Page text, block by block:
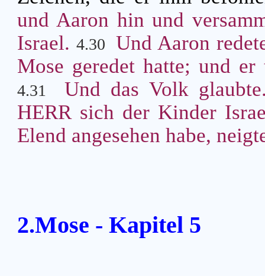
und Aaron hin und
Israel.4.30
Und Aaron
Mose geredet hatte; und
4.31
Und das Volk
HERR sich der Kinder
Elend angesehen habe,
2.Mose - Kapitel 5